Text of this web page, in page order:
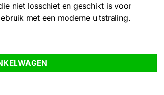
niet losschiet en geschikt is voor
met een moderne uitstraling.
aantal